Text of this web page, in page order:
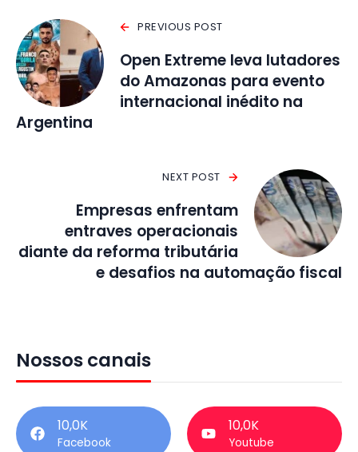
PREVIOUS POST
Open Extreme leva lutadores
do Amazonas para evento
internacional inédito na
Argentina
NEXT POST
Empresas enfrentam
entraves operacionais
diante da reforma tributária
e desafios na automação fiscal
Nossos canais
10,0K
Facebook
10,0K
Youtube